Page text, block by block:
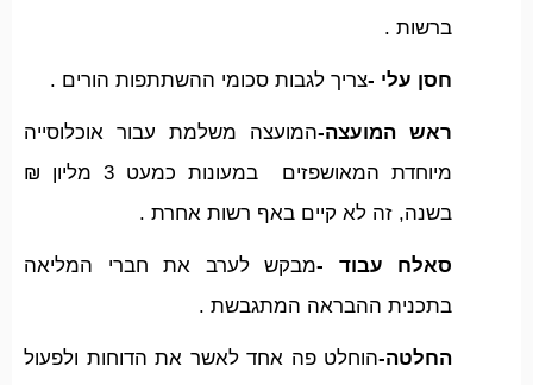
ברשות .
חסן עלי -צריך לגבות סכומי ההשתתפות הורים .
ראש המועצה-המועצה משלמת עבור אוכלוסייה
מיוחדת המאושפזים במעונות כמעט 3 מליון ₪
בשנה, זה לא קיים באף רשות אחרת .
סאלח עבוד -מבקש לערב את חברי המליאה
בתכנית ההבראה המתגבשת .
החלטה-הוחלט פה אחד לאשר את הדוחות ולפעול